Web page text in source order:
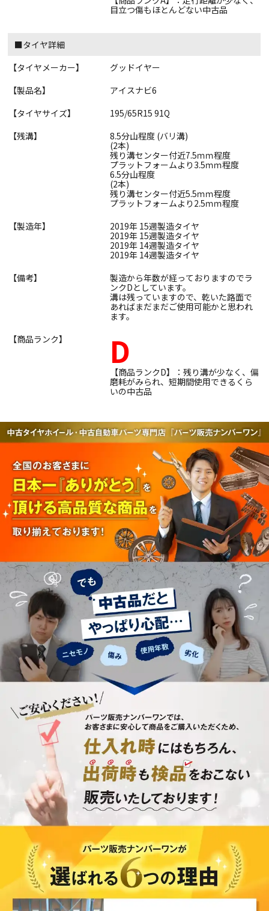
目立つ傷もほとんどない中古品
■タイヤ詳細
【タイヤメーカー】
グッドイヤー
【製品名】
アイスナビ6
【タイヤサイズ】
195/65R15 91Q
【残溝】
8.5分山程度 (バリ溝)
(2本)
残り溝センター付近7.5ｍｍ程度
プラットフォームより3.5ｍｍ程度
6.5分山程度
(2本)
残り溝センター付近5.5ｍｍ程度
プラットフォームより2.5ｍｍ程度
【製造年】
2019年 15週製造タイヤ
2019年 15週製造タイヤ
2019年 14週製造タイヤ
2019年 14週製造タイヤ
【備考】
製造から年数が経っておりますのでラ
ンクDとしています。
溝は残っていますので、乾いた路面で
あればまだまだご使用可能かと思われ
ます。
【商品ランク】
D
【商品ランクD】：残り溝が少なく、偏
磨耗がみられ、短期間使用できるくら
いの中古品